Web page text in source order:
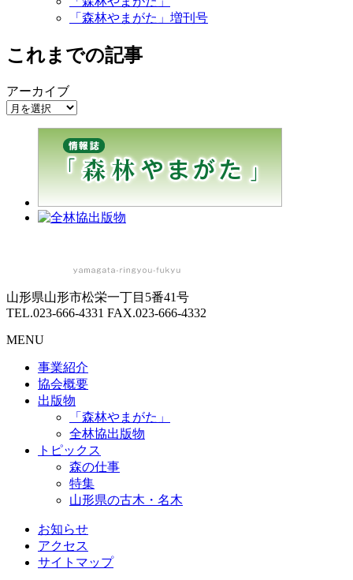
「森林やまがた」増刊号
これまでの記事
アーカイブ
山形県山形市松栄一丁目5番41号
TEL.023-666-4331 FAX.023-666-4332
MENU
事業紹介
協会概要
出版物
「森林やまがた」
全林協出版物
トピックス
森の仕事
特集
山形県の古木・名木
お知らせ
アクセス
サイトマップ